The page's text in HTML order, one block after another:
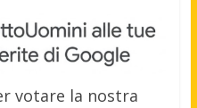
votare la nostra